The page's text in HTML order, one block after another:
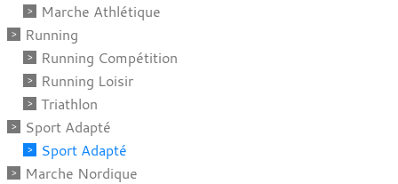
Marche Athlétique
Running
Running Compétition
Running Loisir
Triathlon
Sport Adapté
Sport Adapté
Marche Nordique